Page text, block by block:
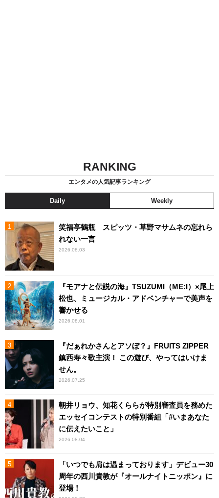
RANKING
エンタメの人気記事ランキング
Daily Weekly
笑福亭鶴瓶 スピッツ・草野マサムネの忘れら
れない一言
2026.08.03
『モアナと伝説の海』TSUZUMI（ME:I）×尾上
松也、ミュージカル・アドベンチャーで美声を
響かせる
2026.08.01
『だぁれかさんとアソぼ？』FRUITS ZIPPER
鎮西寿々歌主演！ この遊び、やってはいけま
せん。
2026.07.25
朝井リョウ、知花くららが特別審査員を務めた
エッセイコンテストの特別番組「#いまあなた
に伝えたいこと」
2026.08.04
「いつでも肩は温まっております」デビュー30
周年の西川貴教が『オールナイトニッポン』に
登場！